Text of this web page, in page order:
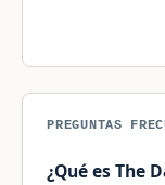
PREGUNTAS
¿Qué es The